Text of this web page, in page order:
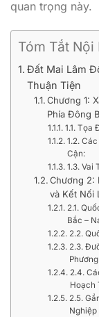
quan trọng này.
Tóm Tắt Nội
Đất Mai Lâm
Thuận Tiện
Chương 1:
Phía Đông
1.1. Tọa
1.2.
Cận:
1.3. Vai
Chương 2:
và Kết Nối
2.1.
Bắc –
2.2.
2.3.
2.4.
Hoạch
2.5.
Nghiệp